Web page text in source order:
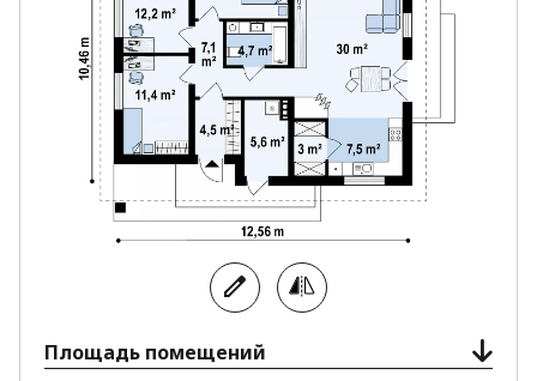
Площадь помещений